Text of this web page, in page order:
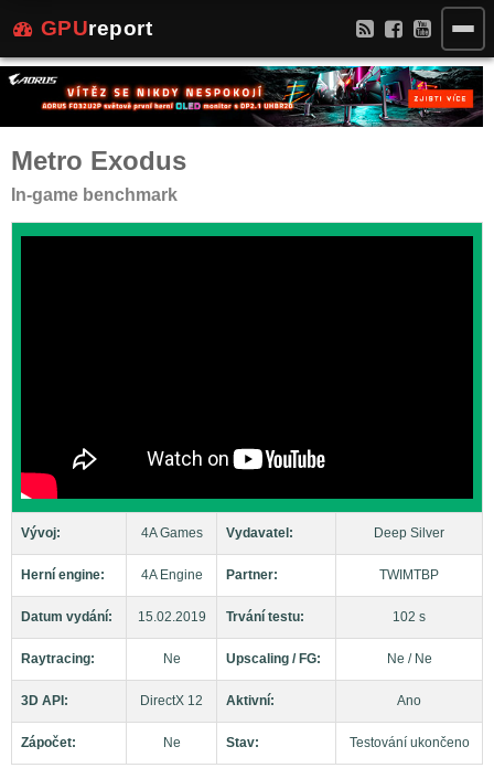
GPUreport
Metro Exodus
In-game benchmark
Vývoj: 4A Games Vydavatel: Deep Silver
Herní engine: 4A Engine Partner: TWIMTBP
Datum vydání: 15.02.2019 Trvání testu: 102 s
Raytracing: Ne Upscaling / FG: Ne / Ne
3D API: DirectX 12 Aktivní: Ano
Zápočet: Ne Stav: Testování ukončeno